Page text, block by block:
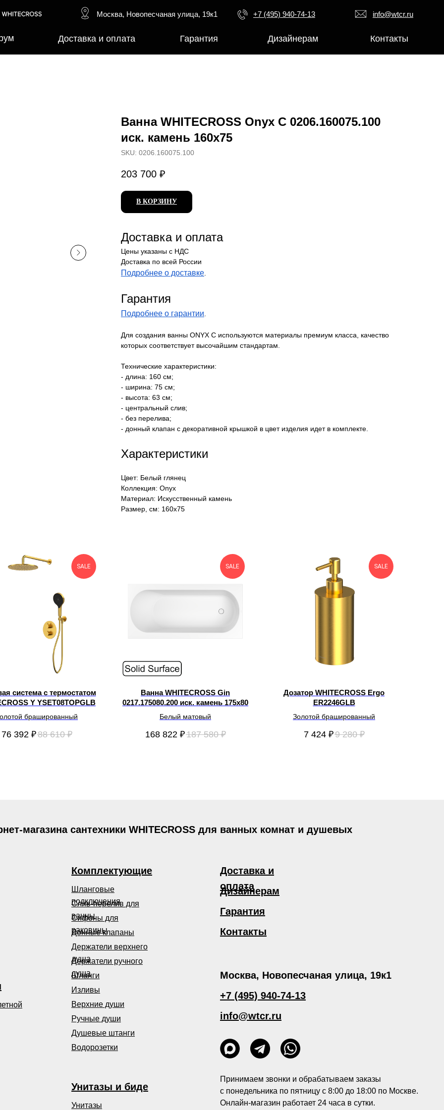
Москва, Новопесчаная улица, 19к1 +7 (495) 940-74-13 info@wtcr.ru
Доставка и оплата Гарантия Дизайнерам Контакты
Ванна WHITECROSS Onyx C 0206.160075.100
иск. камень 160х75
SKU: 0206.160075.100
203 700 ₽
В КОРЗИНУ
Доставка и оплата
Цены указаны с НДС
Доставка по всей России
Подробнее о доставке.
Гарантия
Подробнее о гарантии.
Для создания ванны ONYX C используются материалы премиум класса, качество
которых соответствует высочайшим стандартам.
Технические характеристики:
- длина: 160 см;
- ширина: 75 см;
- высота: 63 см;
- центральный слив;
- без перелива;
- донный клапан с декоративной крышкой в цвет изделия идет в комплекте.
Характеристики
Цвет: Белый глянец
Коллекция: Onyx
Материал: Искусственный камень
Размер, см: 160х75
SALE
система с термостатом
Y YSET08TOPGLB
брашированный
76 392 ₽88 610 ₽
SALE
Ванна WHITECROSS Gin
0217.175080.200 иск. камень 175х80
Белый матовый
168 822 ₽187 580 ₽
SALE
Дозатор WHITECROSS Ergo
ER2246GLB
Золотой брашированный
7 424 ₽9 280 ₽
Комплектующие
Шланговые
подключения
Слив-перелив для
ванны
Сифоны для
раковины
Донные клапаны
Дизайнерам
Доставка и
оплата
Гарантия
Контакты
Держатели верхнего
душа
Унитазы
Унитазы и биде
Держатели ручного
душа
Шланги
Изливы
Верхние души
Ручные души
Москва, Новопесчаная улица, 19к1
info@wtcr.ru
+7 (495) 940-74-13
Душевые штанги
Водорозетки
Принимаем звонки и обрабатываем заказы
с понедельника по пятницу с 8:00 до 18:00 по Москве.
Онлайн-магазин работает 24 часа в сутки.
магазина сантехники WHITECROSS для ванных комнат и душевых